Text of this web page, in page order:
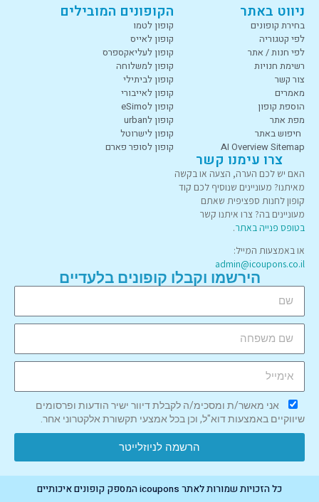
ניווט באתר
בחירת קופונים
לפי קטגוריה
לפי חנות / אתר
רשימת חנויות
צור קשר
מאמרים
הוספת קופון
מפת אתר
חיפוש באתר
AI Overview Sitemap
הקופונים המובילים
קופון לטמו
קופון לאייס
קופון לעליאקספרס
קופון למשלוחה
קופון לביתילי
קופון לאייבורי
קופון לeSimo
קופון לurban
קופון לישרוטל
קופון לסופר פארם
צרו עימנו קשר
האם יש לכם הערה, הצעה או בקשה
מאיתנו? מעוניינים שנוסיף לכם קוד
קופון לחנות ספציפית שאתם
מעוניינים בה? צרו איתנו קשר
בטופס פנייה באתר.
או באמצעות המייל:
admin@icoupons.co.il
הירשמו וקבלו קופונים בלעדיים
אני מאשר/ת ומסכימ/ה לקבלת דיוור ישיר הודעות ופרסומים
שיווקיים באמצעות דוא"ל, וכן בכל אמצעי תקשורת אלקטרוני אחר.
הרשמה לניוזלייטר
כל הזכויות שמורות לאתר icoupons המספק קופונים איכותיים